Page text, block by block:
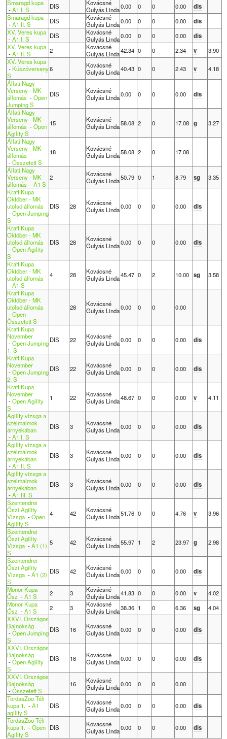
Smaragd kupa
-A1 I. S DIS
Kovácsné
Gulyás Linda0.00 0 0 0.00
dis
Smaragd kupa
-A1 II. S DIS
Kovácsné
Gulyás Linda0.00 0 0 0.00
dis
XV. Veres kupa
-A1 I. S DIS
Kovácsné
Gulyás Linda0.00 0 0 0.00
dis
XV. Veres kupa
-A1 II. S 2
Kovácsné
Gulyás Linda42.34 0 0 2.34 v
3.90
XV. Veres kupa
-Kúszóverseny
S
6
Kovácsné
Gulyás Linda40.43 0 0 2.43 v
4.18
Állati Nagy
Verseny - MK
állomás-Open
Jumping S
DIS
Kovácsné
Gulyás Linda0.00 0 0 0.00 dis
Állati Nagy
Verseny - MK
állomás-Open
Agility S
15
Kovácsné
Gulyás Linda58.08 2 0 17.08 g 3.27
Állati Nagy
Verseny - MK
állomás
-Összetett S
18
Kovácsné
Gulyás Linda58.08 2 0 17.08
Állati Nagy
Verseny - MK
állomás-A1 S
2
Kovácsné
Gulyás Linda50.79 0 1 8.79 sg
3.35
Kraft Kupa
Október - MK
utolsó állomás
-Open Jumping
S
DIS 28
Kovácsné
Gulyás Linda0.00 0 0 0.00 dis
Kraft Kupa
Október - MK
utolsó állomás
-Open Agility
S
DIS 28
Kovácsné
Gulyás Linda0.00 0 0 0.00 dis
Kraft Kupa
Október - MK
utolsó állomás
-A1 S
4 28
Kovácsné
Gulyás Linda45.47 0 2 10.00 sg 3.58
Kraft Kupa
Október - MK
utolsó állomás
-Open
Összetett S
28
Kovácsné
Gulyás Linda0.00 0 0 0.00
Kraft Kupa
November
-Open Jumping
1. S
DIS 22
Kovácsné
Gulyás Linda0.00 0 0 0.00 dis
Kraft Kupa
November
-Open Jumping
2. S
DIS 22
Kovácsné
Gulyás Linda0.00 0 0 0.00 dis
Kraft Kupa
November
-Open Agility
S
1 22
Kovácsné
Gulyás Linda48.67 0 0 0.00 v 4.11
Agility vizsga a
szélmalmok
árnyékában
-A1 I. S
DIS 3
Kovácsné
Gulyás Linda0.00 0 0 0.00 dis
Agility vizsga a
szélmalmok
árnyékában
-A1 II. S
DIS 3
Kovácsné
Gulyás Linda0.00 0 0 0.00 dis
Agility vizsga a
szélmalmok
árnyékában
-A1 III. S
DIS 3
Kovácsné
Gulyás Linda0.00 0 0 0.00 dis
Szentendrei
Őszi Agility
Vizsga-Open
Agility S
4 42
Kovácsné
Gulyás Linda51.76 0 0 4.76 v 3.96
Szentendrei
Őszi Agility
Vizsga-A1 (1)
S
5 42
Kovácsné
Gulyás Linda55.97 1 2 23.97 g 2.98
Szentendrei
Őszi Agility
Vizsga-A1 (2)
S
DIS 42
Kovácsné
Gulyás Linda0.00 0 0 0.00 dis
Monor Kupa
Ősz -A1 S 2 3
Kovácsné
Gulyás Linda41.83 0 0 0.00 v
4.02
Monor Kupa
Ősz -A1 S 2 3
Kovácsné
Gulyás Linda38.36 1 0 6.36 sg
4.04
XXVI. Országos
Bajnokság
-Open Jumping
S
DIS 16
Kovácsné
Gulyás Linda0.00 0 0 0.00 dis
XXVI. Országos
Bajnokság
-Open Agility
S
DIS 16
Kovácsné
Gulyás Linda0.00 0 0 0.00 dis
XXVI. Országos
Bajnokság
-Összetett S
16
Kovácsné
Gulyás Linda0.00 0 0
0.00
TordasZoo Téli
kupa 1. -A1
agility S
DIS
Kovácsné
Gulyás Linda0.00 0 0 0.00
dis
TordasZoo Téli
kupa 1. -Open
Agility S
DIS
Kovácsné
Gulyás Linda0.00 0 0 0.00 dis